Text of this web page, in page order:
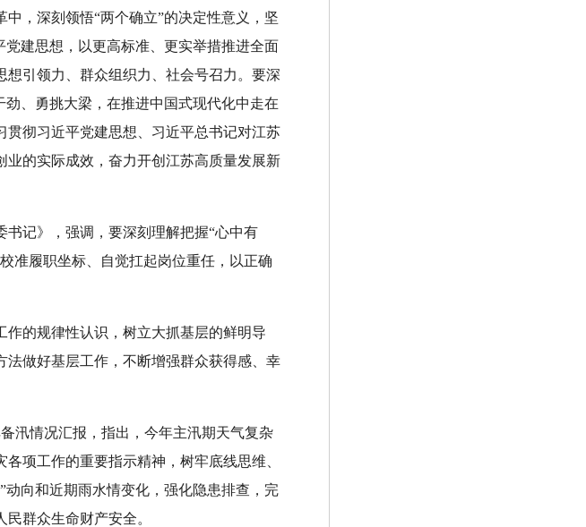
，深刻领悟“两个确立”的决定性意义，坚
建思想，以更高标准、更实举措推进全面
引领力、群众组织力、社会号召力。要深
、勇挑大梁，在推进中国式现代化中走在
彻习近平党建思想、习近平总书记对江苏
的实际成效，奋力开创江苏高质量发展新
记》，强调，要深刻理解把握“心中有
准履职坐标、自觉扛起岗位重任，以正确
的规律性认识，树立大抓基层的鲜明导
做好基层工作，不断增强群众获得感、幸
汛情况汇报，指出，今年主汛期天气复杂
项工作的重要指示精神，树牢底线思维、
向和近期雨水情变化，强化隐患排查，完
群众生命财产安全。